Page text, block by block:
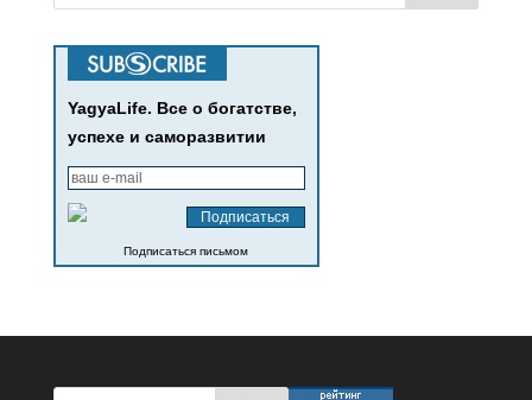
YagyaLife. Все о богатстве,
успехе и саморазвитии
Подписаться письмом